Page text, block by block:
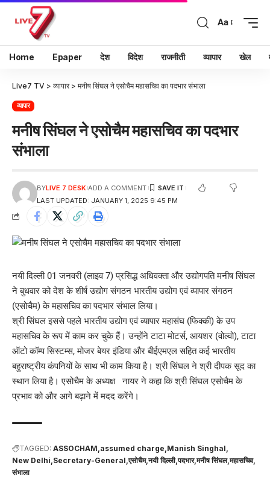
Aa
Home Epaper देश विदेश राजनीती व्यापार खेल
Live7 TV > व्यापार> मनीष सिंघल ने एसोचैम महासचिव का पदभार संभाला
व्यापार
मनीष सिंघल ने एसोचैम महासचिव का पदभार
संभाला
LAST UPDATED: JANUARY 1, 2025 9:45 PM
BYLIVE 7 DESK ADD A COMMENT
नयी दिल्ली 01 जनवरी (लाइव 7) प्रसिद्ध अधिवक्ता और उद्योगपति मनीष सिंघल
ने बुधवार को देश के शीर्ष उद्योग संगठन भारतीय उद्योग एवं व्पापार संगठन
(एसोचैम) के महासचिव का पदभार संभाल लिया।
श्री सिंघल इससे पहले भारतीय उद्योग एवं व्यापार महासंघ (फिक्की) के उप
महासचिव के रूप में काम कर चुके हैं। उन्होंने टाटा मोटर्स, आयशर (वोल्वो), टाटा
ऑटो कॉम्प सिस्टम्स, मोजर बेयर इंडिया और बीईएमएल सहित कई भारतीय
बहुराष्ट्रीय कंपनियों के साथ भी काम किया है। श्री सिंघल ने श्री दीपक सूद का
स्थान लिया है। एसोचैम के अध्यक्ष नायर ने कहा कि श्री सिंघल एसोचैम के
प्रभाव को और आगे बढ़ाने में मदद करेंगे।
TAGGED: ASSOCHAM assumed charge Manish Singhal
New Delhi Secretary-General एसोचैम नयी दिल्ली पदभार मनीष सिंघल महासचिव
संभाला